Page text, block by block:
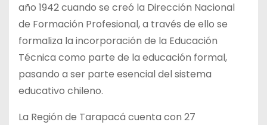
año 1942 cuando se creó la Dirección Nacional
de Formación Profesional, a través de ello se
formaliza la incorporación de la Educación
Técnica como parte de la educación formal,
pasando a ser parte esencial del sistema
educativo chileno.
La Región de Tarapacá cuenta con 27